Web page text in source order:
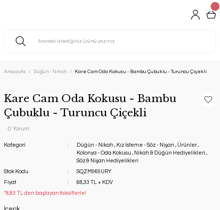
Anasayfa Düğün - Nikah Kare Cam Oda Kokusu - Bambu Çubuklu - Turuncu Çiçekli
Kare Cam Oda Kokusu - Bambu
Çubuklu - Turuncu Çiçekli
0 Yorum
Kategori Düğün - Nikah , Kız İsteme - Söz - Nişan , Ürünler ,
Kolonya - Oda Kokusu , Nikah & Düğün Hediyelikleri ,
Söz & Nişan Hediyelikleri
Stok Kodu
SQZM969URY
Fiyat
68,33 TL + KDV
*8,83 TL den başlayan taksitlerle!